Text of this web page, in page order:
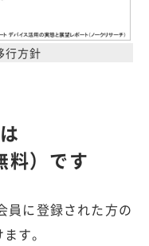
行方針
料）です
員に登録された方の
す。